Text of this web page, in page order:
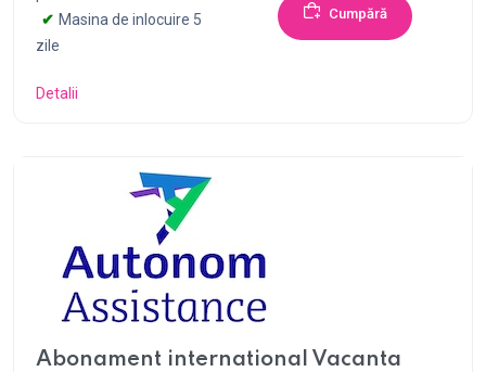
Masina de inlocuire 5
zile
Detalii
Cumpără
Abonament international Vacanta